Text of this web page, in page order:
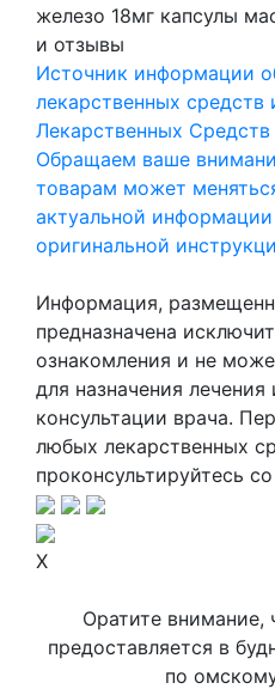
железо 18мг капсулы
и отзывы
Источник информации
лекарственных
Лекарственных
Обращаем ваше
товарам может
актуальной информации
оригинальной
Информация,
предназначена
ознакомления и не
для назначения
консультации врача.
любых лекарственных
проконсультируйтесь
X
Оратите внимание,
предоставляется в
по